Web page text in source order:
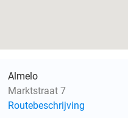
Almelo
Marktstraat 7
Routebeschrijving